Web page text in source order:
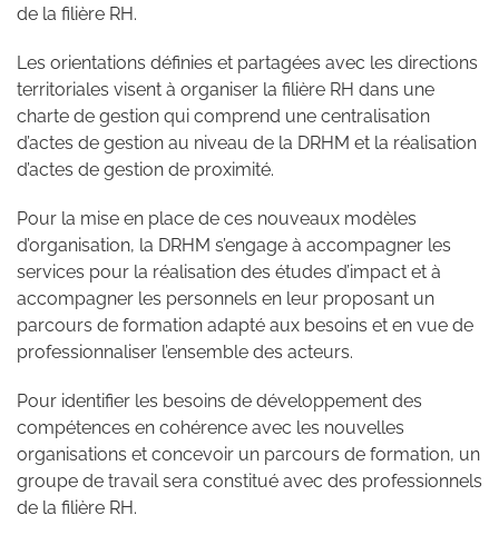
de la filière RH.
Les orientations définies et partagées avec les directions
territoriales visent à organiser la filière RH dans une
charte de gestion qui comprend une centralisation
d’actes de gestion au niveau de la DRHM et la réalisation
d’actes de gestion de proximité.
Pour la mise en place de ces nouveaux modèles
d’organisation, la DRHM s’engage à accompagner les
services pour la réalisation des études d’impact et à
accompagner les personnels en leur proposant un
parcours de formation adapté aux besoins et en vue de
professionnaliser l’ensemble des acteurs.
Pour identifier les besoins de développement des
compétences en cohérence avec les nouvelles
organisations et concevoir un parcours de formation, un
groupe de travail sera constitué avec des professionnels
de la filière RH.